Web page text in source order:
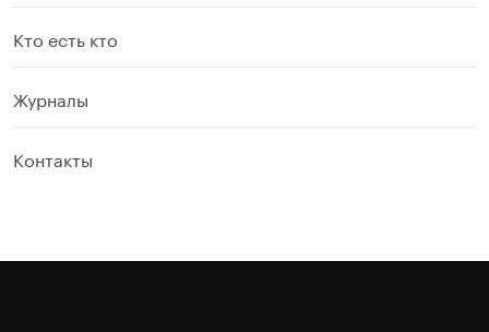
Кто есть кто
Журналы
Контакты